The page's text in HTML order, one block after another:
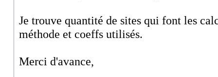
Je trouve quantité de sites qui font les
méthode et coeffs utilisés.
Merci d'avance,